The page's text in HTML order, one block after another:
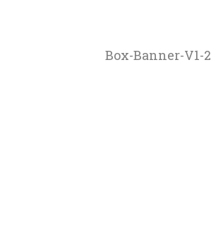
Box-Banner-V1-2